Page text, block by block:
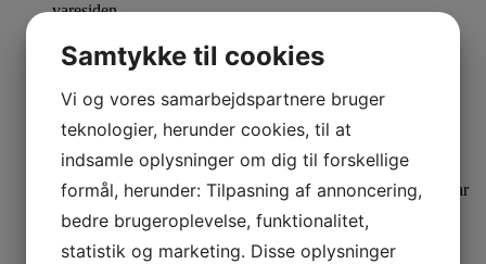
varesiden
Reservedele til Contura
Reservedele til Contura 810, 820
Classic
338,75DKK–2.172,75DKK
Læs mereDette vare har
flere varianter. Mulighederne kan vælges på varesiden
Reservedele til Contura
Samtykke til cookies
Vi og vores samarbejdspartnere bruger
teknologier, herunder cookies, til at
indsamle oplysninger om dig til forskellige
formål, herunder: Tilpasning af annoncering,
bedre brugeroplevelse, funktionalitet,
statistik og marketing. Disse oplysninger